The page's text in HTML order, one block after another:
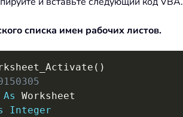
списка имен рабочих листов.
( )
As Worksheet
Integer